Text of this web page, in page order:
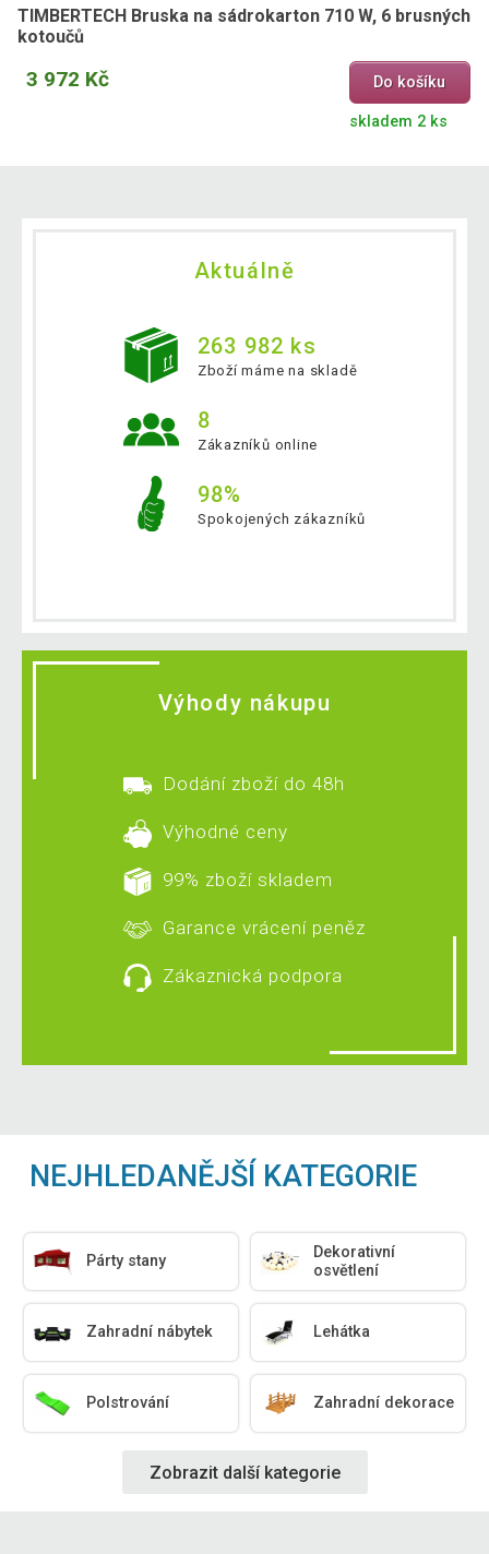
TIMBERTECH Bruska na sádrokarton 710 W, 6 brusných
kotoučů
3 972 Kč Do košíku
skladem 2 ks
Aktuálně
263 982 ks
Zboží máme na skladě
8
Zákazníků online
98%
Spokojených zákazníků
Výhody nákupu
Dodání zboží do 48h
Výhodné ceny
99% zboží skladem
Garance vrácení peněz
Zákaznická podpora
NEJHLEDANĚJŠÍ KATEGORIE
Párty stany
Dekorativní
osvětlení
Zahradní nábytek Lehátka
Polstrování Zahradní dekorace
Zobrazit další kategorie